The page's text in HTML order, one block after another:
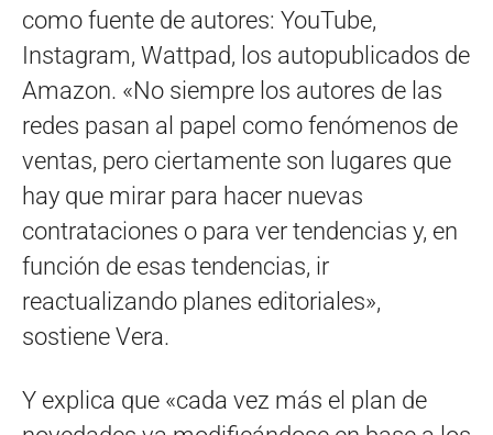
como fuente de autores: YouTube,
Instagram, Wattpad, los autopublicados de
Amazon. «No siempre los autores de las
redes pasan al papel como fenómenos de
ventas, pero ciertamente son lugares que
hay que mirar para hacer nuevas
contrataciones o para ver tendencias y, en
función de esas tendencias, ir
reactualizando planes editoriales»,
sostiene Vera.
Y explica que «cada vez más el plan de